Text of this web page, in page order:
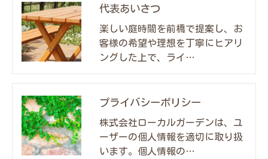
代表あいさつ
楽しい庭時間を前橋で提案し、お
客様の希望や理想を丁寧にヒアリ
ングした上で、ライ…
プライバシーポリシー
株式会社ローカルガーデンは、ユ
ーザーの個人情報を適切に取り扱
います。個人情報の…